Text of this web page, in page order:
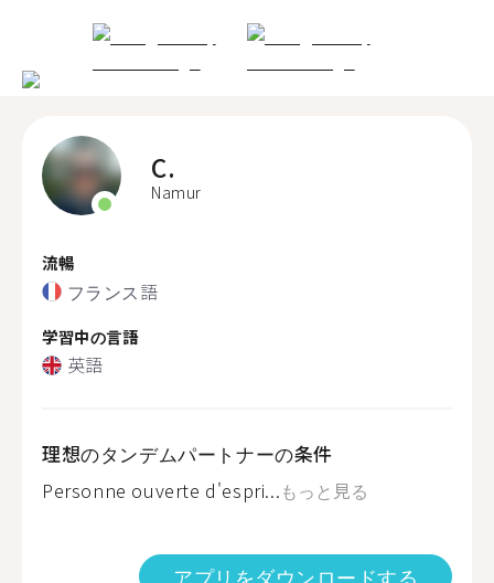
C.
Namur
流暢
フランス語
学習中の言語
英語
理想のタンデムパートナーの条件
Personne ouverte d'espri...もっと見る
アプリをダウンロードする